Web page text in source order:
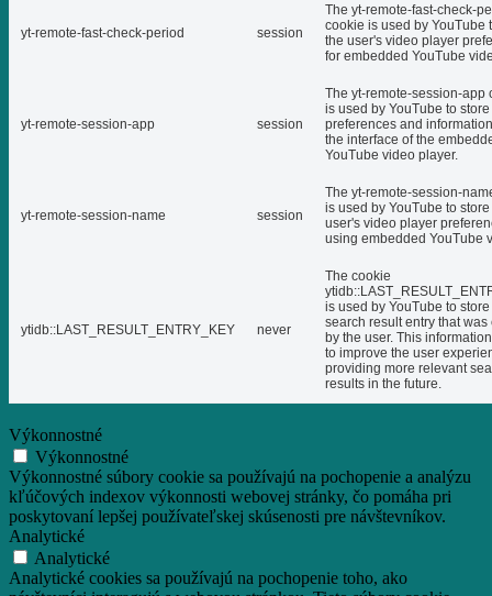
yt-remote-fast-check-period session
The yt-remote-fast-check-
cookie is used by YouTube
the user's video player
for embedded YouTube
yt-remote-session-app session
The yt-remote-session-app
is used by YouTube to
preferences and
the interface of the
YouTube video player.
yt-remote-session-name session
The yt-remote-session-
is used by YouTube to
user's video player
using embedded YouTube
ytidb::LAST_RESULT_ENTRY_KEY never
The cookie
is used by YouTube to
search result entry that was
by the user. This
to improve the user
providing more relevant
results in the future.
Výkonnostné
Výkonnostné
Výkonnostné súbory cookie sa používajú na pochopenie a analýzu
kľúčových indexov výkonnosti webovej stránky, čo pomáha pri
poskytovaní lepšej používateľskej skúsenosti pre návštevníkov.
Analytické
Analytické
Analytické cookies sa používajú na pochopenie toho, ako